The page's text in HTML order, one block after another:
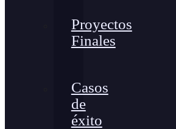
Proyectos
Finales
Casos
de
éxito